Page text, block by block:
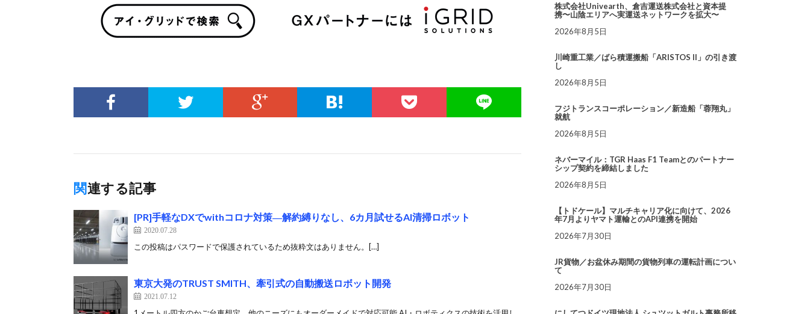
関連する記事
[PR]手軽なDXでwithコロナ対策―解約縛りなし、6カ月試せるAI清掃ロボット
2020.07.28
この投稿はパスワードで保護されているため抜粋文はありません。[…]
東京大発のTRUST SMITH、牽引式の自動搬送ロボット開発
2021.07.12
株式会社Univearth、倉吉運送株式会社と資本提
携〜山陰エリアへ実運送ネットワークを拡大〜
2026年8月5日
川崎重工業／ばら積運搬船「ARISTOS II」の引き渡
し
2026年8月5日
フジトランスコーポレーション／新造船「蓉翔丸」
就航
2026年8月5日
ネバーマイル：TGR Haas F1 Teamとのパートナー
シップ契約を締結しました
2026年8月5日
【トドケール】マルチキャリア化に向けて、2026
年7月よりヤマト運輸とのAPI連携を開始
2026年7月30日
JR貨物／お盆休み期間の貨物列車の運転計画につい
て
2026年7月30日